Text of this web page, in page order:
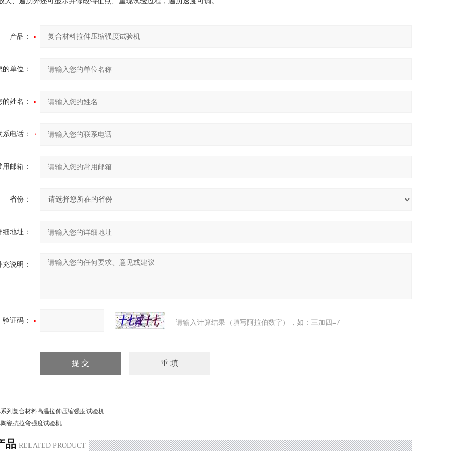
产品：
的单位：
的姓名：
系电话：
用邮箱：
省份：
细地址：
充说明：
验证码： 请输入计算结果（填写阿拉伯数字），如：三加四=7
列复合材料高温拉伸压缩强度试验机
瓷抗拉弯强度试验机
品 RELATED PRODUCT